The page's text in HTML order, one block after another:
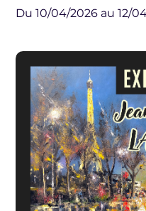
Du 10/04/2026 au 12/